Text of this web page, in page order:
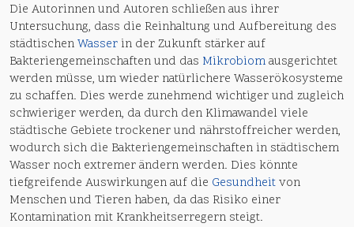
Die Autorinnen und Autoren schließen aus ihrer
Untersuchung, dass die Reinhaltung und Aufbereitung des
städtischenWasser in der Zukunft stärker auf
Bakteriengemeinschaften und das Mikrobiomausgerichtet
werden müsse, um wieder natürlichere Wasserökosysteme
zu schaffen. Dies werde zunehmend wichtiger und zugleich
schwieriger werden, da durch den Klimawandel viele
städtische Gebiete trockener und nährstoffreicher werden,
wodurch sich die Bakteriengemeinschaften in städtischem
Wasser noch extremer ändern werden. Dies könnte
tiefgreifende Auswirkungen auf die Gesundheitvon
Menschen und Tieren haben, da das Risiko einer
Kontamination mit Krankheitserregern steigt.